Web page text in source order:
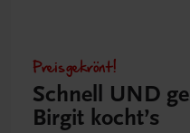
Preisgekrönt!
Schnell UND
Birgit kocht’s